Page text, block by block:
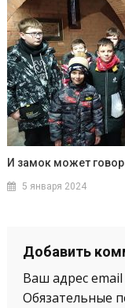
И замок может
5 января 2024
Добавить
Ваш адрес
Обязательные